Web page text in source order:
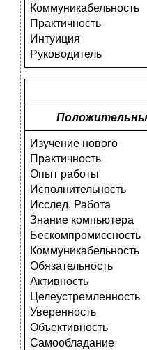
Коммуникабельность
Практичность
Интуиция
Руководитель
Изучение нового
Практичность
Опыт работы
Исполнительность
Исслед. Работа
Знание компьютера
Бескомпромиссность
Коммуникабельность
Обязательность
Активность
Целеустремленность
Уверенность
Объективность
Самообладание